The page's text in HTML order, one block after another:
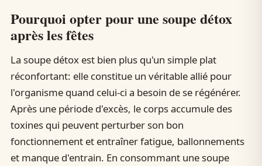
Pourquoi opter pour une soupe détox
après les fêtes
La soupe détox est bien plus qu'un simple plat
réconfortant: elle constitue un véritable allié pour
l'organisme quand celui-ci a besoin de se régénérer.
Après une période d'excès, le corps accumule des
toxines qui peuvent perturber son bon
fonctionnement et entraîner fatigue, ballonnements
et manque d'entrain. En consommant une soupe